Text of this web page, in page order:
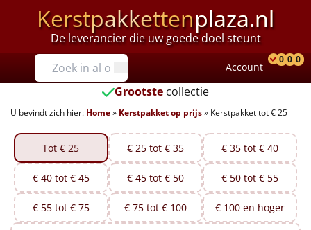
Kerstpakkettenplaza.nl
De leverancier die uw goede doel steunt
Prijzen
Tot €25
€25 tot €35
€35 tot €40
€40 tot €45
€45 tot €50
Account
0 0 0
Grootste collectie
U bevindt zich hier: Home» Kerstpakket op prijs» Kerstpakket tot € 25
Tot € 25 € 25 tot € 35 € 35 tot € 40
€ 40 tot € 45 € 45 tot € 50 € 50 tot € 55
€ 55 tot € 75 € 75 tot € 100 € 100 en hoger